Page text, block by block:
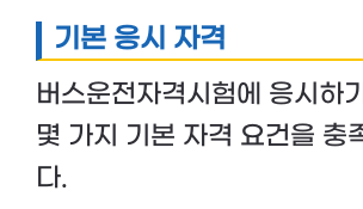
기본 응시 자격
버스운전자격시험에 응시하
몇 가지 기본 자격 요건을 충
다.